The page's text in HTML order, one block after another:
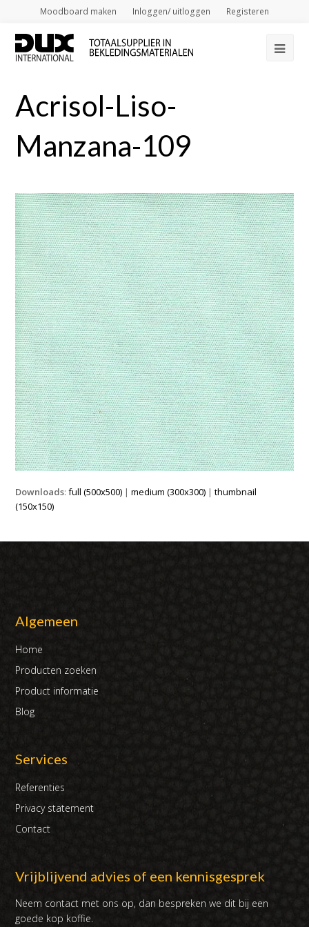
Moodboard maken Inloggen/ uitloggen Registeren
Acrisol-Liso-
Manzana-109
Downloads:full (500x500) |medium (300x300) |thumbnail
(150x150)
Algemeen
Home
Producten zoeken
Product informatie
Blog
Services
Referenties
Privacy statement
Contact
Vrijblijvend advies of een kennisgesprek
Neem contact met ons op, dan bespreken we dit bij een
goede kop koffie.